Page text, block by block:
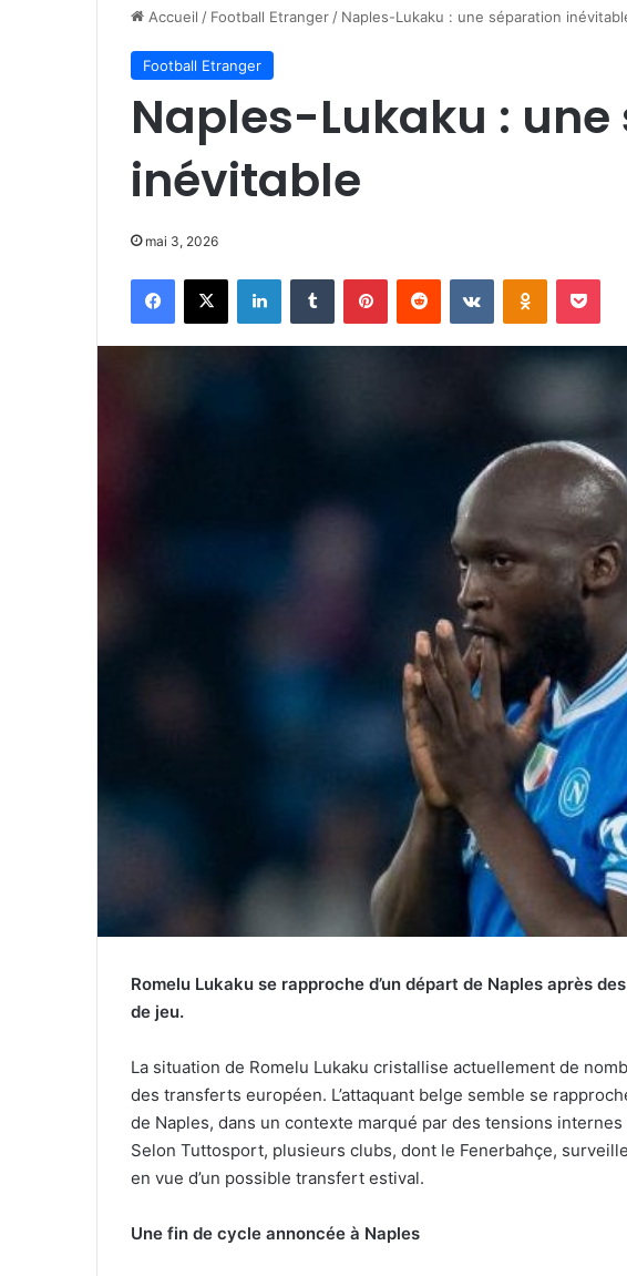
Accueil / Football Etranger / Naples-Lukaku : une séparation
Football Etranger
Naples-Lukaku :
inévitable
mai 3, 2026
Facebook
X LinkedinTumblr PinterestReddit VKontakte
Romelu Lukaku se rapproche d’un départ de Naples après
de jeu.
La situation de Romelu Lukaku cristallise actuellement de
des transferts européen. L’attaquant belge semble se
de Naples, dans un contexte marqué par des tensions
Selon Tuttosport, plusieurs clubs, dont le Fenerbahçe,
en vue d’un possible transfert estival.
Une fin de cycle annoncée à Naples